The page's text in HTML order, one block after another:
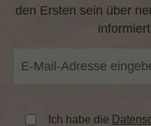
den Ersten sein über
Ich habe die